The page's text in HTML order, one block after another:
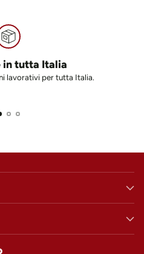
in tutta Italia
lavorativi per tutta Italia.